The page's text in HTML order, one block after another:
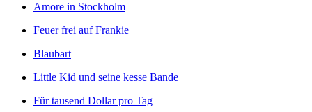
Amore in Stockholm
Feuer frei auf Frankie
Blaubart
Little Kid und seine kesse Bande
Für tausend Dollar pro Tag